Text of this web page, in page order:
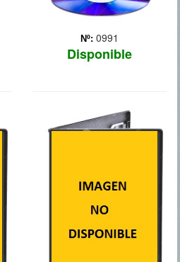
Nº: 0991
Disponible
Hawkes), un poeta y
periodista tetrapléjico y con
decide que, a sus 38 años,
ya es hora de perder la
su terapeuta y la o... Más